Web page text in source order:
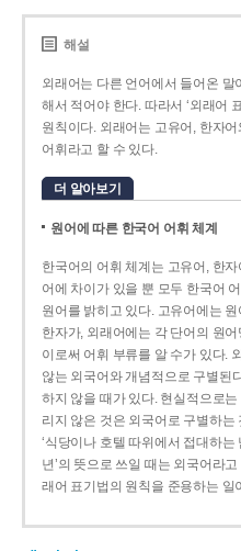
해설
외래어는 다른 언어에서 들어온
해서 적어야 한다. 따라서 ‘외래어
원칙이다. 외래어는 고유어, 한자
어휘라고 할 수 있다.
더 알아보기
원어에 따른 한국어 어휘 체계
한국어의 어휘 체계는 고유어, 한
어에 차이가 있을 뿐 모두 한국어
원어를 밝히고 있다. 고유어에는
한자가, 외래어에는 각 단어의 원
이로써 어휘 부류를 알 수가 있다.
않는 외국어와 개념적으로 구별된
하지 않을 때가 있다. 현실적으로
리지 않은 것은 외국어로 구별하는
‘식당이나 호텔 따위에서 접대하는
년’의 뜻으로 쓰일 때는 외국어라
래어 표기법의 원칙을 준용하는 일